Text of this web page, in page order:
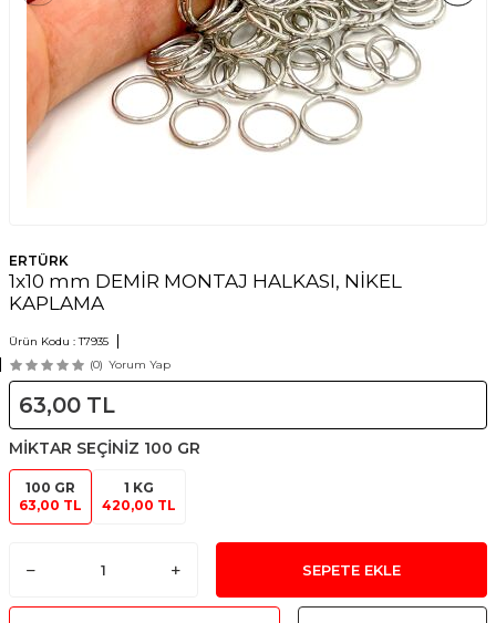
ERTÜRK
1x10 mm DEMİR MONTAJ HALKASI, NİKEL
KAPLAMA
Ürün Kodu :T7935
(0) Yorum Yap
63,00 TL
MİKTAR SEÇİNİZ 100 GR
100 GR
63,00 TL
1 KG
420,00 TL
SEPETE EKLE